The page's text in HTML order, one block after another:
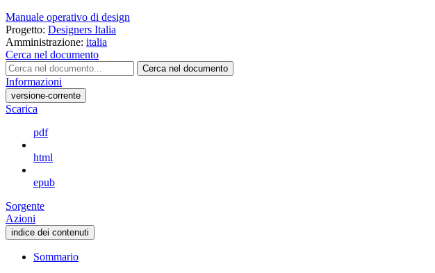
Manuale operativo di design
Progetto: Designers Italia
Amministrazione: italia
Cerca nel documento
Cerca nel documento
Informazioni
versione-corrente
Scarica
pdf
html
epub
Sorgente
Azioni
indice dei contenuti
Sommario